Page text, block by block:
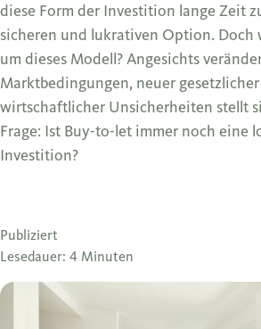
diese Form der Investition lange Zeit
sicheren und lukrativen Option. Doch
um dieses Modell? Angesichts
Marktbedingungen, neuer
wirtschaftlicher Unsicherheiten stellt
Frage: Ist Buy-to-let immer noch eine
Investition?
Publiziert
Lesedauer: 4 Minuten